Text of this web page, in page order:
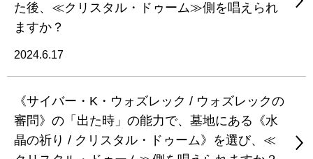
た後、≪クリスタル・ドゥーム≫側を唱えられ
ますか？
2024.6.17
《サイバー・K・ウォズレック / ウォズレックの
審問》の「出た時」の能力で、墓地にある《水
晶の祈り / クリスタル・ドゥーム》を選び、≪